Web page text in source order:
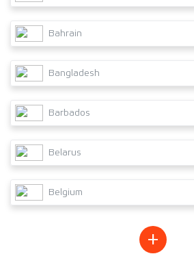
Bahrain
Bangladesh
Barbados
Belarus
Belgium
+